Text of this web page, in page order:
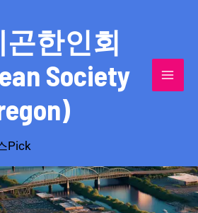
곤한인회
Society
Pick
품고 동포사회를 섬겨온
곤한인회!